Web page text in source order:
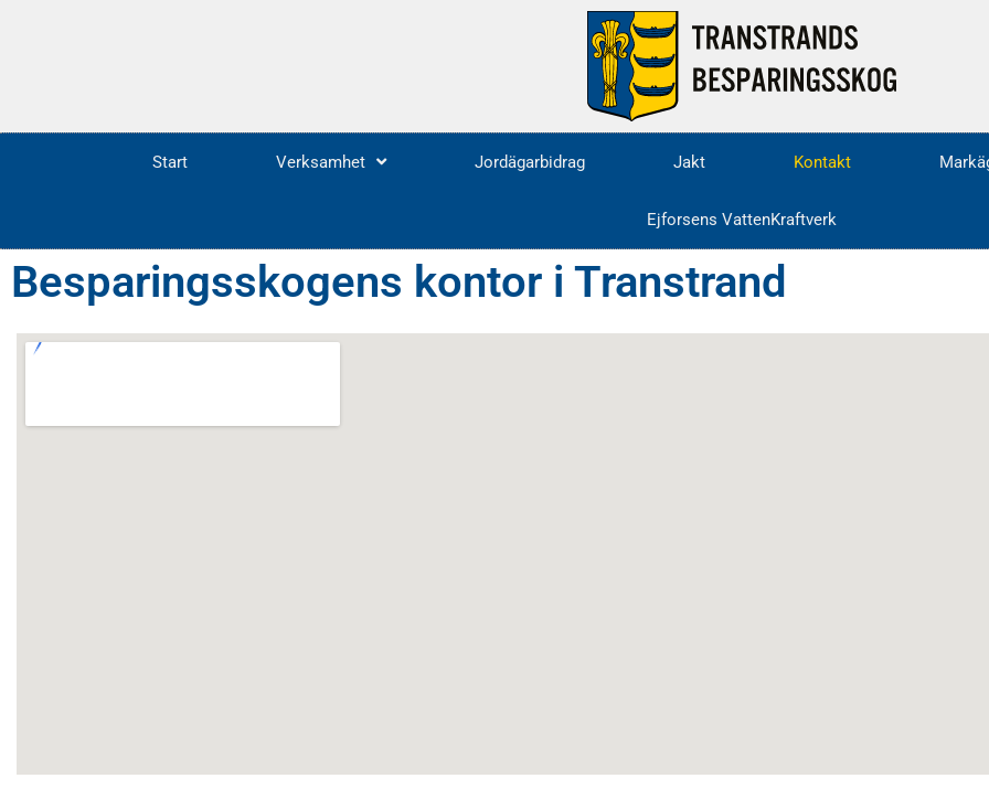
Start Verksamhet Jordägarbidrag Jakt Kontakt
Ejforsens VattenKraftverk
Besparingsskogens kontor i Transtrand